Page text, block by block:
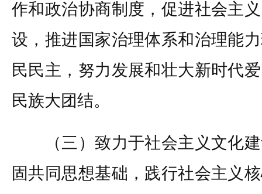
作和政治协商制度，促进社会主
设，推进国家治理体系和治理能
民民主，努力发展和壮大新时代
民族大团结。
（三）致力于社会主义文化建
固共同思想基础，践行社会主义